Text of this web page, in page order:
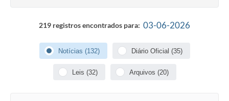
219 registros encontrados para: 03-06-2026
Notícias (132) Diário Oficial (35)
Leis (32) Arquivos (20)